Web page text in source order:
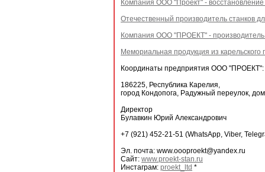
Компания ООО "Проект" -
Отечественный производитель станков
Компания ООО "ПРОЕКТ" - производитель
Мемориальная продукция из
Координаты предприятия ООО "ПРОЕКТ":
186225, Республика Карелия,
город Кондопога, Радужный переулок,
Директор
Булавкин Юрий Александрович
+7 (921) 452-21-51 (WhatsApp, Viber,
Эл. почта: www.oooproekt@yandex.ru
Сайт: www.proekt-stan.ru
Инстаграм: proekt_ltd *